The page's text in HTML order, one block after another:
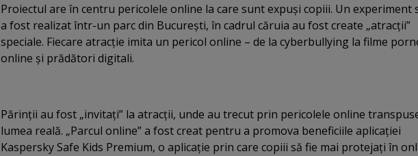
Proiectul are în centru pericolele online la care sunt expuşi copiii. Un experiment
a fost realizat într-un parc din Bucureşti, în cadrul căruia au fost create „atracţii”
speciale. Fiecare atracţie imita un pericol online – de la cyberbullying la filme
online şi prădători digitali.
Părinţii au fost „invitaţi” la atracţii, unde au trecut prin pericolele online
lumea reală. „Parcul online” a fost creat pentru a promova beneficiile aplicaţiei
Kaspersky Safe Kids Premium, o aplicaţie prin care copiii să fie mai protejaţi în